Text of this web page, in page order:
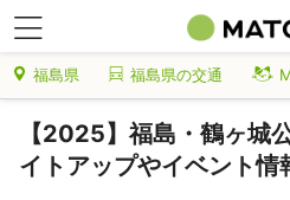
福島県 福島県の交通
【2025】福島・鶴ヶ城
イトアップやイベント情